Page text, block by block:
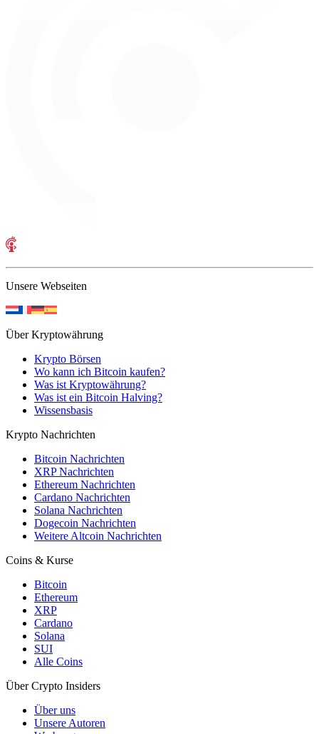
Unsere Webseiten
Über Kryptowährung
Krypto Börsen
Wo kann ich Bitcoin kaufen?
Was ist Kryptowährung?
Was ist ein Bitcoin Halving?
Wissensbasis
Krypto Nachrichten
Bitcoin Nachrichten
XRP Nachrichten
Ethereum Nachrichten
Cardano Nachrichten
Solana Nachrichten
Dogecoin Nachrichten
Weitere Altcoin Nachrichten
Coins & Kurse
Bitcoin
Ethereum
XRP
Cardano
Solana
SUI
Alle Coins
Über Crypto Insiders
Über uns
Unsere Autoren